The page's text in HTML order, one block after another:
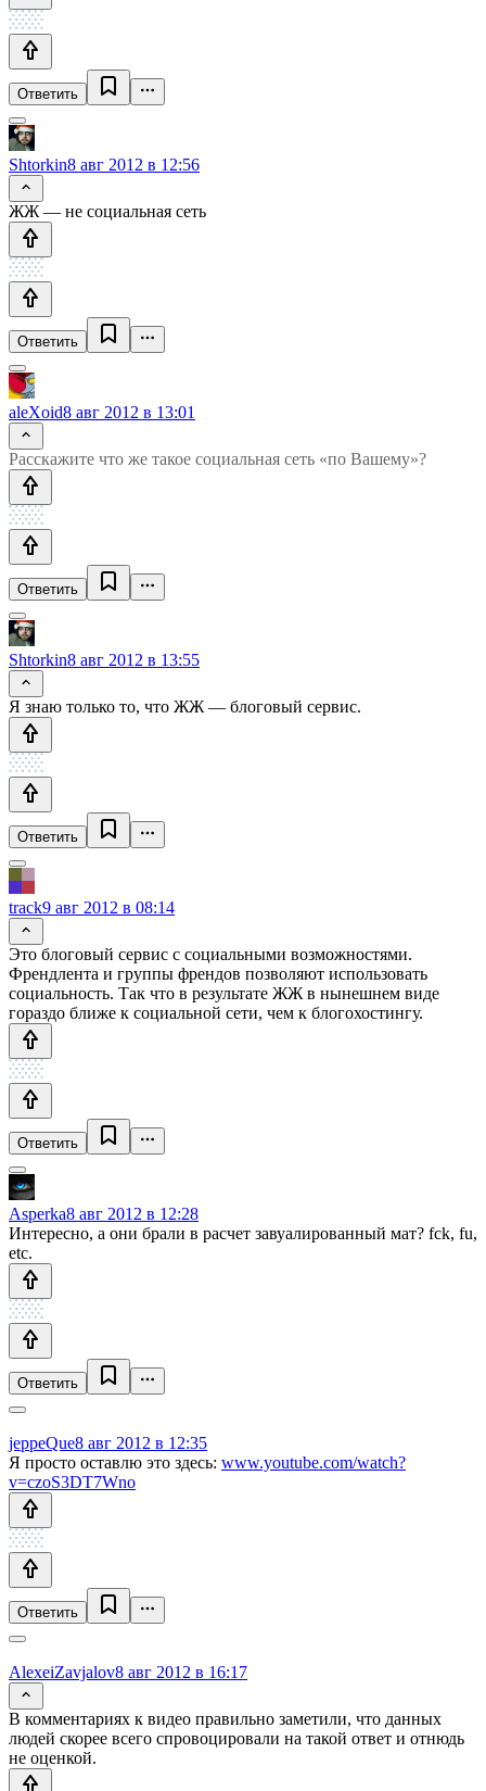
Ответить
Shtorkin8 авг 2012 в 12:56
ЖЖ — не социальная сеть
Ответить
aleXoid8 авг 2012 в 13:01
Расскажите что же такое социальная сеть «по Вашему»?
Ответить
Shtorkin8 авг 2012 в 13:55
Я знаю только то, что ЖЖ — блоговый сервис.
Ответить
track9 авг 2012 в 08:14
Это блоговый сервис с социальными возможностями.
Френдлента и группы френдов позволяют использовать
социальность. Так что в результате ЖЖ в нынешнем виде
гораздо ближе к социальной сети, чем к блогохостингу.
Ответить
Asperka8 авг 2012 в 12:28
Интересно, а они брали в расчет завуалированный мат? fck, fu,
etc.
Ответить
jeppeQue8 авг 2012 в 12:35
Я просто оставлю это здесь: www.youtube.com/watch?
v=czoS3DT7Wno
Ответить
AlexeiZavjalov8 авг 2012 в 16:17
В комментариях к видео правильно заметили, что данных
людей скорее всего спровоцировали на такой ответ и отнюдь
не оценкой.